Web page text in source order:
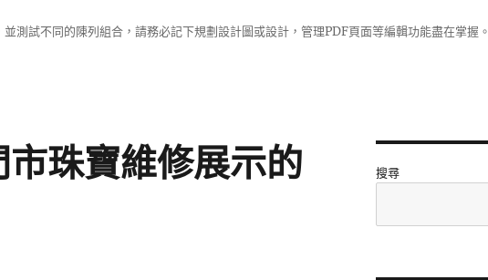
測試不同的陳列組合，請務必記下規劃設計圖或設計，管理PDF頁面等編輯功能盡在掌握。
珠寶維修展示的
搜尋